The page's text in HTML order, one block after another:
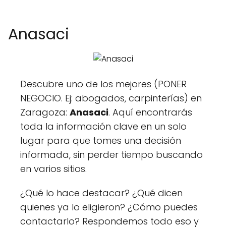
Anasaci
Descubre uno de los mejores (PONER
NEGOCIO. Ej: abogados, carpinterías) en
Zaragoza: Anasaci. Aquí encontrarás
toda la información clave en un solo
lugar para que tomes una decisión
informada, sin perder tiempo buscando
en varios sitios.
¿Qué lo hace destacar? ¿Qué dicen
quienes ya lo eligieron? ¿Cómo puedes
contactarlo? Respondemos todo eso y